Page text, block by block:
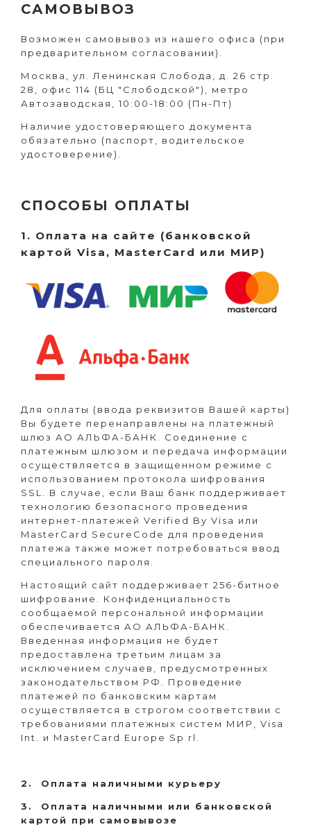
САМОВЫВОЗ
Возможен самовывоз из нашего офиса (при
предварительном согласовании).
Москва, ул. Ленинская Слобода, д. 26 стр.
28, офис 114 (БЦ "Слободской"), метро
Автозаводская, 10:00-18:00 (Пн-Пт)
Наличие удостоверяющего документа
обязательно (паспорт, водительское
удостоверение).
СПОСОБЫ ОПЛАТЫ
1. Оплата на сайте (банковской
картой Visa, MasterCard или МИР)
Для оплаты (ввода реквизитов Вашей карты)
Вы будете перенаправлены на платежный
шлюз АО АЛЬФА-БАНК. Соединение с
платежным шлюзом и передача информации
осуществляется в защищенном режиме с
использованием протокола шифрования
SSL. В случае, если Ваш банк поддерживает
технологию безопасного проведения
интернет-платежей Verified By Visa или
MasterCard SecureCode для проведения
платежа также может потребоваться ввод
специального пароля.
Настоящий сайт поддерживает 256-битное
шифрование. Конфиденциальность
сообщаемой персональной информации
обеспечивается АО АЛЬФА-БАНК.
Введенная информация не будет
предоставлена третьим лицам за
исключением случаев, предусмотренных
законодательством РФ. Проведение
платежей по банковским картам
осуществляется в строгом соответствии с
требованиями платежных систем МИР, Visa
Int. и MasterCard Europe Sp rl.
2. Оплата наличными курьеру
3. Оплата наличными или банковской
картой при самовывозе